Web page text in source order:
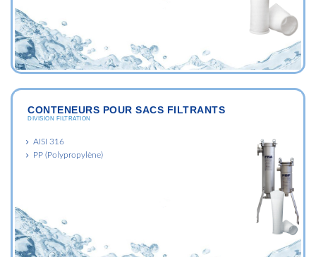
CONTENEURS POUR SACS FILTRANTS
DIVISION FILTRATION
AISI 316
PP (Polypropylène)